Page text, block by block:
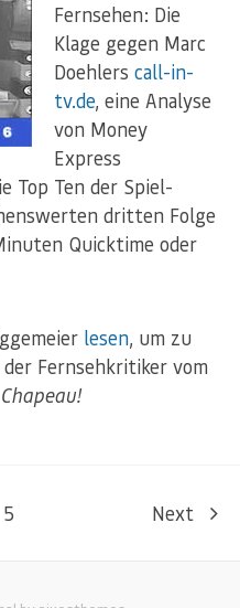
Fernsehen: Die
Klage gegen Marc
Doehlers call-in-
tv.de, eine Analyse
von Money
Express
Top Ten der Spiel-
dritten Folge
Quicktime oder
lesen, um zu
der Fernsehkritiker vom
Chapeau!
5 Next